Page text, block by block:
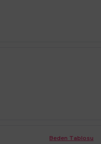
Beden Tablosu